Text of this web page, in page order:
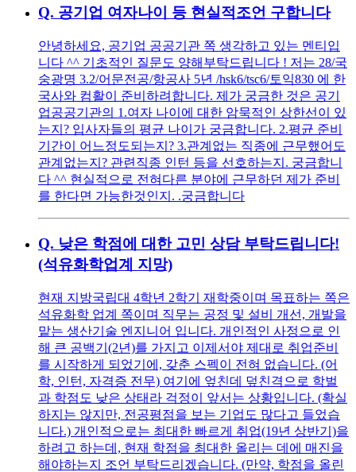
Q. 공기업 여자나이 등 현실적조언 구합니다
안녕하세요, 공기업 공공기관 쪽 생각하고 있는 멘티입
니다 ^^ 기초적인 질문도 양해부탁드립니다 ! 저는 28/국
숭광명 3.2/어문전공/항공사 5년 /hsk6/tsc6/토익830 에 한
국사와 컴활이 준비하려합니다. 제가 궁금한 것은 공기
업공공기관의 1.여자 나이에 대한 암묵적인 상한선이 있
는지? 입사자들의 평균 나이가 궁금합니다. 2.평균 준비
기간이 어느정도되는지? 3.관계없는 직종에 근무했어도
관계없는지? 관련직종 인턴 등을 선호하는지. 궁금합니
다 ^^ 현실적으로 전혀다른 분야에 근무하던 제가 준비
를 한다면 가능한것인지. .궁금합니다
Q. 낮은 학점에 대한 고민 상담 부탁드립니다!
(석유화학업계 지망)
현재 지방국립대 4학년 2학기 재학중이며 목표하는 쪽은
석유화학 업계 쪽이며 직무는 공정 및 설비 개선, 개발을
맡는 생산기술 엔지니어 입니다. 개인적인 사정으로 인
해 큰 공백기(2년)를 가지고 이제서야 제대로 취업준비
를 시작하게 되었기에, 갖춘 스펙이 전혀 없습니다. (어
학, 인턴, 자격증 전무) 여기에 엎친데 덮친격으로 학벌
과 학점도 낮은 상태라 걱정이 앞서는 상황입니다. (확실
하지는 않지만, 전공평점을 보는 기업도 많다고 들었습
니다.) 개인적으로는 최대한 빠르게 취업(19년 상반기)을
하려고 하는데, 현재 학점을 최대한 올리는 데에 매진을
해야하는지 조언 부탁드리겠습니다. (만약, 학점을 올린